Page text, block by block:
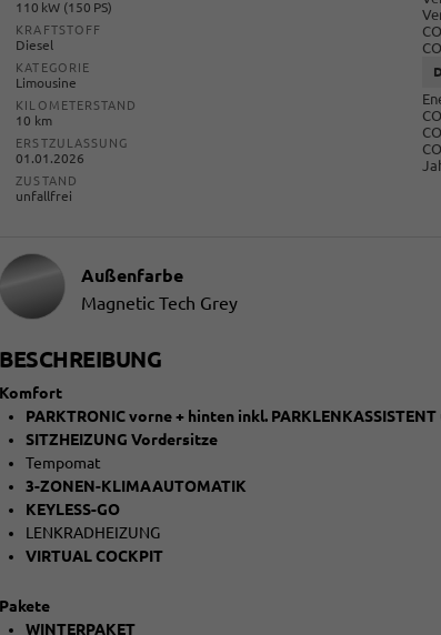
110 kW (150 PS)
KRAFTSTOFF
Diesel
KATEGORIE
Limousine
KILOMETERSTAND
10 km
ERSTZULASSUNG
01.01.2026
ZUSTAND
unfallfrei
CO
CO
Außenfarbe
Magnetic Tech Grey
BESCHREIBUNG
Komfort
PARKTRONIC vorne + hinten inkl. PARKLENKASSISTENT
SITZHEIZUNG Vordersitze
Tempomat
3-ZONEN-KLIMAAUTOMATIK
KEYLESS-GO
LENKRADHEIZUNG
VIRTUAL COCKPIT
Pakete
WINTERPAKET